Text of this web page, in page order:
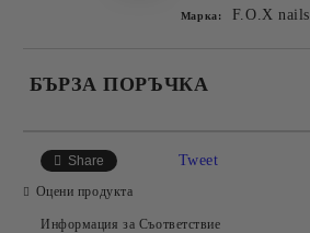
Марка: F.O.X nails
БЪРЗА ПОРЪЧКА
Share Tweet
Оцени продукта
Информация за Съответствие